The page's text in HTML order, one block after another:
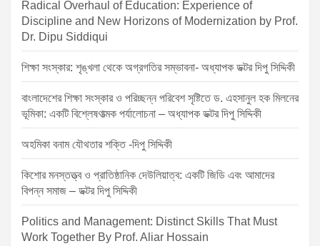
Radical Overhaul of Education: Experience of
Discipline and New Horizons of Modernization by Prof.
Dr. Dipu Siddiqui
শিক্ষা সংস্কার: শৃঙ্খলা থেকে অগ্রগতির সম্ভাবনা- অধ্যাপক ডক্টর দিপু সিদ্দিকী
বাংলাদেশের শিক্ষা সংস্কার ও পরিচ্ছন্ন পরিবেশ সৃষ্টিতে ড. এহসানুল হক মিলনের
ভূমিকা: একটি বিশ্লেষণাত্মক পর্যালোচনা – অধ্যাপক ডক্টর দিপু সিদ্দিকী
অহমিকা বনাম যৌথতার শক্তি -দিপু সিদ্দিকী
কিশোর মনস্তত্ত্ব ও প্রাতিষ্ঠানিক দেউলিয়াত্ব: একটি জিডি এবং আমাদের
বিপন্ন সমাজ – ডক্টর দিপু সিদ্দিকী
Politics and Management: Distinct Skills That Must
Work Together By Prof. Aliar Hossain